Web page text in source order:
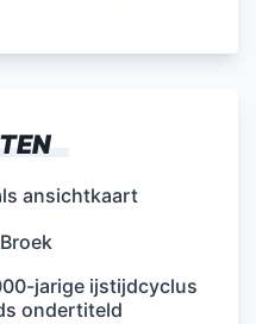
ansichtkaart
jarige ijstijdcyclus
ondertiteld